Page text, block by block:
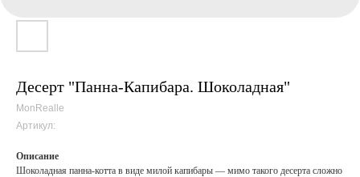
Десерт "Панна-Капибара. Шоколадная"
MonRealle
Артикул:
Описание
Шоколадная панна-котта в виде милой капибары — мимо такого десерта сложно